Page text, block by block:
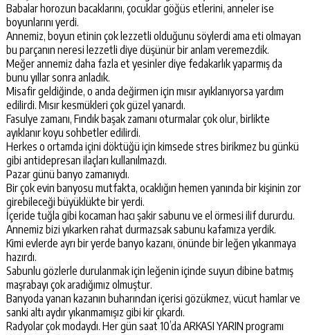
Babalar horozun bacaklarını, çocuklar göğüs etlerini, anneler ise
boyunlarını yerdi.
Annemiz, boyun etinin çok lezzetli olduğunu söylerdi ama eti olmayan
bu parçanın neresi lezzetli diye düşünür bir anlam veremezdik.
Meğer annemiz daha fazla et yesinler diye fedakarlık yaparmış da
bunu yıllar sonra anladık.
Misafir geldiğinde, o anda değirmen için mısır ayıklanıyorsa yardım
edilirdi. Mısır kesmükleri çok güzel yanardı.
Fasulye zamanı, Fındık başak zamanı oturmalar çok olur, birlikte
ayıklanır koyu sohbetler edilirdi.
Herkes o ortamda içini döktüğü için kimsede stres birikmez bu günkü
gibi antidepresan ilaçları kullanılmazdı.
Pazar günü banyo zamanıydı.
Bir çok evin banyosu mutfakta, ocaklığın hemen yanında bir kişinin zor
girebileceği büyüklükte bir yerdi.
İçeride tuğla gibi kocaman hacı şakir sabunu ve el örmesi ilif dururdu.
Annemiz bizi yıkarken rahat durmazsak sabunu kafamıza yerdik.
Kimi evlerde ayrı bir yerde banyo kazanı, önünde bir leğen yıkanmaya
hazırdı.
Sabunlu gözlerle durulanmak için leğenin içinde suyun dibine batmış
maşrabayı çok aradığımız olmuştur.
Banyoda yanan kazanın buharından içerisi gözükmez, vücut hamlar ve
sanki altı aydır yıkanmamışız gibi kir çıkardı.
Radyolar çok modaydı. Her gün saat 10’da ARKASI YARIN programı